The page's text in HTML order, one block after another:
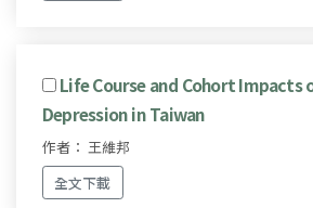
Life Course and Cohort Impacts
Depression in Taiwan
作者： 王維邦
全文下載